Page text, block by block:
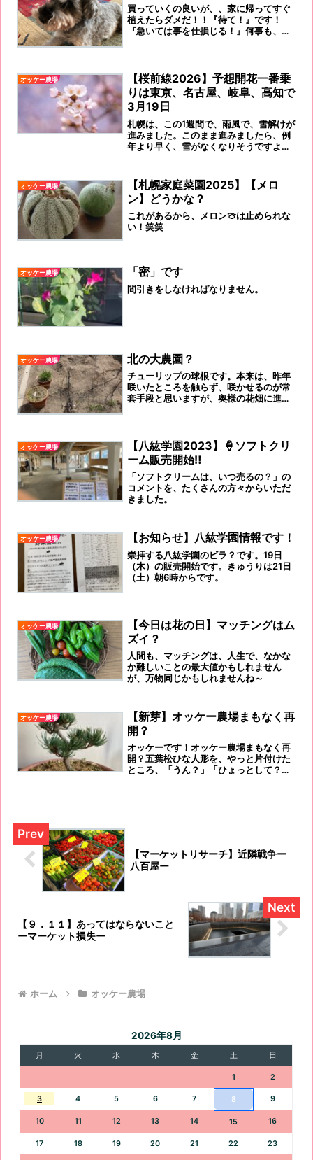
買っていくの良いが、、家に帰ってすぐ
植えたらダメだ！！『待て！』です！
『急いては事を仕損じる！』何事も、そ
オッケー農場
【桜前線2026】予想開花一番乗
りは東京、名古屋、岐阜、高知で
3月19日
札幌は、この1週間で、雨風で、雪解けが
進みました。このまま進みましたら、例
年より早く、雪がなくなりそうですよ…
オッケー農場
【札幌家庭菜園2025】【メロ
ン】どうかな？
これがあるから、メロン🍈は止められな
い！笑笑
オッケー農場 「密」です
間引きをしなければなりません。
オッケー農場 北の大農園？
チューリップの球根です。本来は、昨年
咲いたところを触らず、咲かせるのが常
套手段と思いますが、奥様の花畑に進入
購入してきました。
オッケー農場
【八紘学園2023】🍦ソフトクリ
ーム販売開始‼️
「ソフトクリームは、いつ売るの？」の
コメントを、たくさんの方々からいただ
きました。
オッケー農場 【お知らせ】八紘学園情報です！
崇拝する八紘学園のビラ？です。19日
（木）の販売開始です。きゅうりは21日
（土）朝6時からです。
オッケー農場
【今日は花の日】マッチングはム
ズイ？
人間も、マッチングは、人生で、なかな
か難しいことの最大値かもしれません
が、万物同じかもしれませんね～
オッケー農場
【新芽】オッケー農場まもなく再
開？
オッケーです！オッケー農場まもなく再
開？五葉松ひな人形を、やっと片付けた
ところ、「うん？」「ひょっとして？ひ
せていただきましたが、3鉢くらい、枯
らしているのです。雪解け今日の日差し
は強く...
【マーケットリサーチ】近隣戦争ー
八百屋ー
【９．１１】あってはならないこと
ーマーケット損失ー
ホーム オッケー農場
2026年8月
月 火 水 木 金 土 日
1 2
3 4 5 6 7 8 9
10 11 12 13 14 15 16
17 18 19 20 21 22 23